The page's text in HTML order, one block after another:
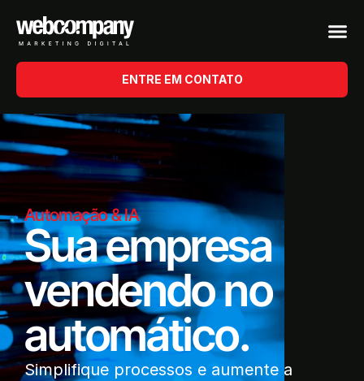
ENTRE EM CONTATO
Automação & IA
Sua empresa
vendendo no
automático.
Simplifique processos e aumente a